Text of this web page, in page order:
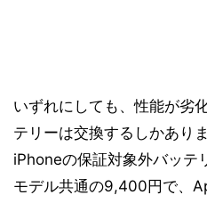
いずれにしても、性能が劣
テリーは交換するしかあり
iPhoneの保証対象外バッテ
モデル共通の9,400円で、